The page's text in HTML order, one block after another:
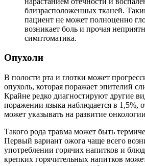
близрасположенных тканей.
пациент не может полноценно
возникает боль и прочая
симптоматика.
Опухоли
В полости рта и глотки может
опухоль, которая поражает эпителий
Крайне редко диагностируют другие
поражении языка наблюдается в 1,5%,
может указывать на развитие
Такого рода травма может быть
Первый вариант ожога чаще всего
употреблении горячих напитков и
крепких горячительных напитков